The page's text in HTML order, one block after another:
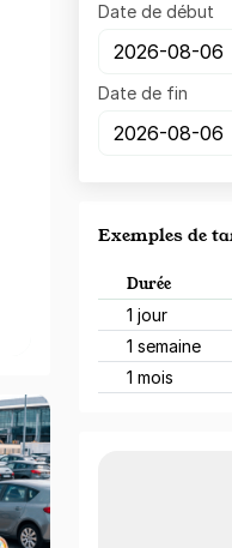
Date de début
Date de fin
Exemples de
Durée
1 jour
1 semaine
1 mois